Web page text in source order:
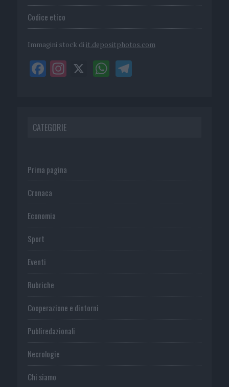
Codice etico
Immagini stock di it.depositphotos.com
CATEGORIE
Prima pagina
Cronaca
Economia
Sport
Eventi
Rubriche
Cooperazione e dintorni
Publiredazionali
Necrologie
Chi siamo